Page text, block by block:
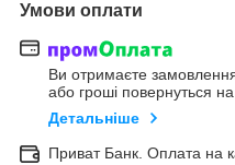
Умови оплати
Ви отримаєте
або гроші повернуться
Детальніше
Приват Банк. Оплата на